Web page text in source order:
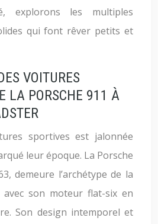
explorons les multiples
qui font rêver petits et
VOITURES
LA PORSCHE 911 À
sportives est jalonnée
leur époque. La Porsche
demeure l’archétype de la
son moteur flat-six en
Son design intemporel et